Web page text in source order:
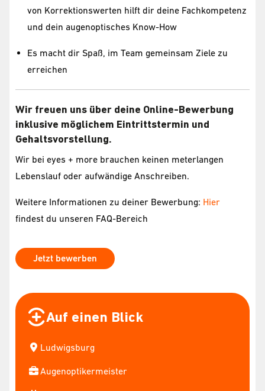
von Korrektionswerten hilft dir deine Fachkompetenz
und dein augenoptisches Know-How
Es macht dir Spaß, im Team gemeinsam Ziele zu
erreichen
Wir freuen uns über deine Online-Bewerbung
inklusive möglichem Eintrittstermin und
Gehaltsvorstellung.
Wir bei eyes + more brauchen keinen meterlangen
Lebenslauf oder aufwändige Anschreiben.
Weitere Informationen zu deiner Bewerbung: Hier
findest du unseren FAQ-Bereich
Jetzt bewerben
Auf einen Blick
Ludwigsburg
Augenoptikermeister